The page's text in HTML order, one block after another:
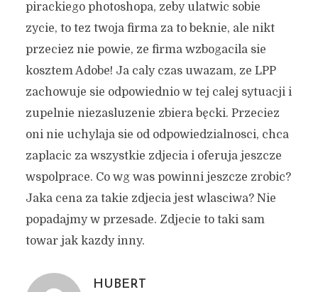
pirackiego photoshopa, zeby ulatwic sobie
zycie, to tez twoja firma za to beknie, ale nikt
przeciez nie powie, ze firma wzbogacila sie
kosztem Adobe! Ja caly czas uwazam, ze LPP
zachowuje sie odpowiednio w tej calej sytuacji i
zupelnie niezasluzenie zbiera bęcki. Przeciez
oni nie uchylaja sie od odpowiedzialnosci, chca
zaplacic za wszystkie zdjecia i oferuja jeszcze
wspolprace. Co wg was powinni jeszcze zrobic?
Jaka cena za takie zdjecia jest wlasciwa? Nie
popadajmy w przesade. Zdjecie to taki sam
towar jak kazdy inny.
HUBERT